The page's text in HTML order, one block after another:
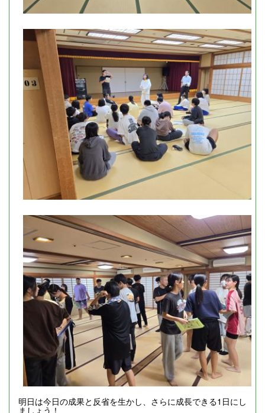
明日は今日の成果と反省を生かし、さらに成長できる1日にし
ましょう！